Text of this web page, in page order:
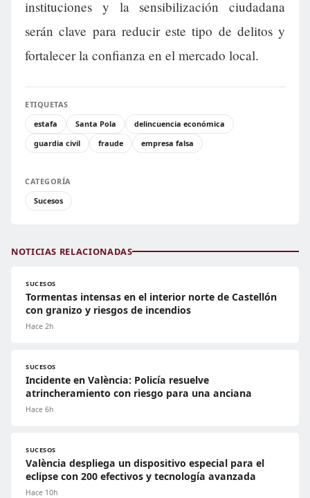
instituciones y la sensibilización ciudadana
serán clave para reducir este tipo de delitos y
fortalecer la confianza en el mercado local.
ETIQUETAS
estafa
Santa Pola
delincuencia económica
guardia civil
fraude empresa falsa
CATEGORÍA
Sucesos
NOTICIAS RELACIONADAS
SUCESOS
Tormentas intensas en el interior norte de Castellón
con granizo y riesgos de incendios
Hace 2h
SUCESOS
Incidente en València: Policía resuelve
atrincheramiento con riesgo para una anciana
Hace 6h
SUCESOS
València despliega un dispositivo especial para el
eclipse con 200 efectivos y tecnología avanzada
Hace 10h